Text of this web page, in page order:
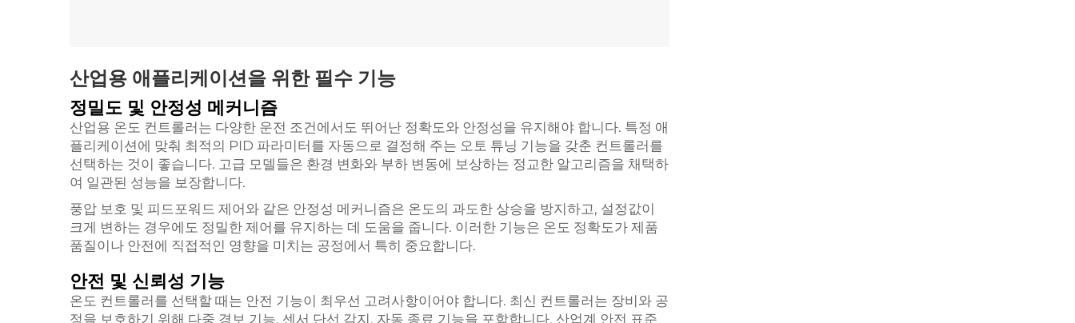
산업용 애플리케이션을 위한 필수 기능
정밀도 및 안정성 메커니즘
산업용 온도 컨트롤러는 다양한 운전 조건에서도 뛰어난 정확도와 안정성을 유지해야 합니다. 특정 애
플리케이션에 맞춰 최적의 PID 파라미터를 자동으로 결정해 주는 오토 튜닝 기능을 갖춘 컨트롤러를
선택하는 것이 좋습니다. 고급 모델들은 환경 변화와 부하 변동에 보상하는 정교한 알고리즘을 채택하
여 일관된 성능을 보장합니다.
풍압 보호 및 피드포워드 제어와 같은 안정성 메커니즘은 온도의 과도한 상승을 방지하고, 설정값이
크게 변하는 경우에도 정밀한 제어를 유지하는 데 도움을 줍니다. 이러한 기능은 온도 정확도가 제품
품질이나 안전에 직접적인 영향을 미치는 공정에서 특히 중요합니다.
안전 및 신뢰성 기능
온도 컨트롤러를 선택할 때는 안전 기능이 최우선 고려사항이어야 합니다. 최신 컨트롤러는 장비와 공
정을 보호하기 위해 다중 경보 기능, 센서 단선 감지, 자동 종료 기능을 포함합니다. 산업계 안전 표준